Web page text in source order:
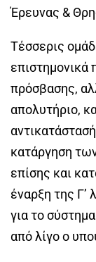
Έρευνας &
Τέσσερις
επιστημονικά
πρόσβασης,
απολυτήριο,
κατάργηση
επίσης και
έναρξη της Γ’
για το
από λίγο ο